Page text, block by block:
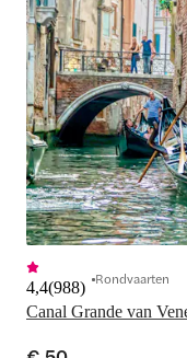
Canal Grande van
4,4(988) Rondvaarten